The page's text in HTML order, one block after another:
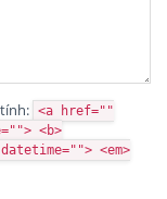
<a href=""
<b>
<em>